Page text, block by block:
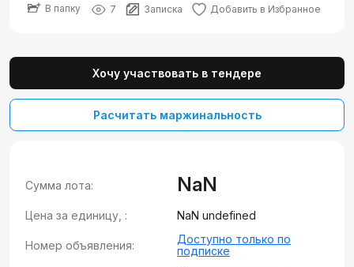
В папку 7 Записка Добавить в Избранное
Хочу участвовать в тендере
Расчитать маржинальность
Сумма лота: NaN
Цена за единицу, : NaN undefined
Номер объявления:
Доступно только по
подписке